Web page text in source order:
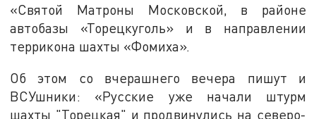
«Святой Матроны Московской, в районе
автобазы «Торецкуголь» и в направлении
террикона шахты «Фомиха».
Об этом со вчерашнего вечера пишут и
ВСУшники: «Русские уже начали штурм
шахты "Торецкая" и продвинулись на северо-